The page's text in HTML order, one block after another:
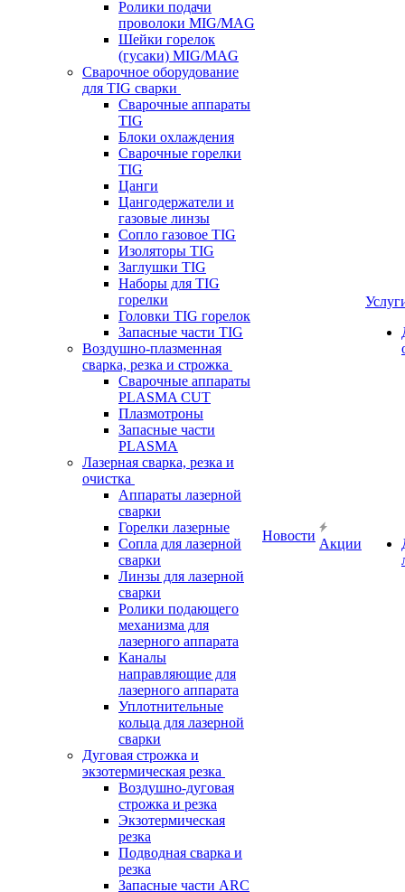
Ролики подачи
проволоки MIG/MAG
Шейки горелок
(гусаки) MIG/MAG
Сварочное оборудование
для TIG сварки
Сварочные аппараты
TIG
Блоки охлаждения
Сварочные горелки
TIG
Цанги
Цангодержатели и
газовые линзы
Сопло газовое TIG
Изоляторы TIG
Заглушки TIG
Наборы для TIG
горелки
Головки TIG горелок
Запасные части TIG
Воздушно-плазменная
сварка, резка и строжка
Сварочные аппараты
PLASMA CUT
Плазмотроны
Запасные части
PLASMA
Лазерная сварка, резка и
очистка
Аппараты лазерной
сварки
Горелки лазерные
Сопла для лазерной
сварки
Линзы для лазерной
сварки
Ролики подающего
механизма для
лазерного аппарата
Каналы
направляющие для
лазерного аппарата
Уплотнительные
кольца для лазерной
сварки
Дуговая строжка и
экзотермическая резка
Воздушно-дуговая
строжка и резка
Экзотермическая
резка
Подводная сварка и
резка
Запасные части ARC
Новости
Акции